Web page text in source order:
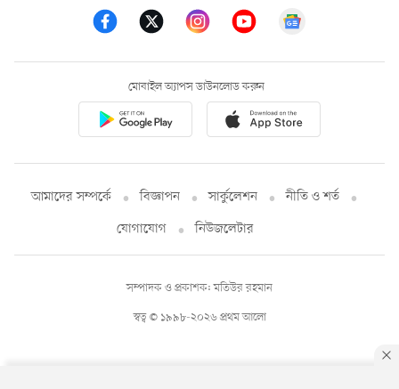
মোবাইল অ্যাপস ডাউনলোড করুন
আমাদের সম্পর্কে বিজ্ঞাপন সার্কুলেশন
নীতি ও শর্ত
যোগাযোগ
নিউজলেটার
স্বত্ব © ১৯৯৮-২০২৬ প্রথম আলো
সম্পাদক ও প্রকাশক: মতিউর রহমান